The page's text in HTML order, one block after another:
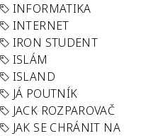
INFORMATIKA
INTERNET
IRON STUDENT
ISLÁM
ISLAND
JÁ POUTNÍK
JACK ROZPAROVAČ
JAK SE CHRÁNIT NA